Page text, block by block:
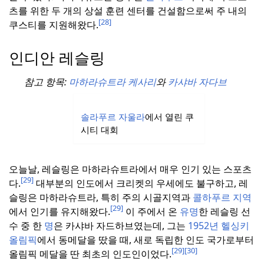
츠를 위한 두 개의 상설 훈련 센터를 건설함으로써 주 내의
쿠스티를 지원해왔다.[28]
인디안 레슬링
참고 항목: 마하라슈트라 케사리와카샤바 자다브
솔라푸르 자울라에서 열린 쿠
시티 대회
오늘날, 레슬링은 마하라슈트라에서 매우 인기 있는 스포츠
다.[29] 대부분의 인도에서 크리켓의 우세에도 불구하고, 레
슬링은 마하라슈트라, 특히 주의 시골지역과 콜하푸르 지역
에서 인기를 유지해왔다.[29] 이 주에서 온 유명한 레슬링 선
수 중 한 명은 카샤바 자드하브였는데, 그는 1952년 헬싱키
올림픽에서 동메달을 땄을 때, 새로 독립한 인도 국가로부터
올림픽 메달을 딴 최초의 인도인이었다.[29][30]